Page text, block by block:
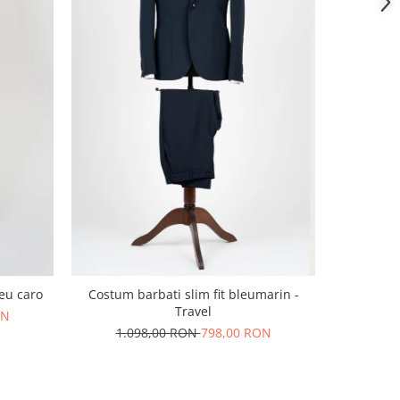
caro
Costum barbati slim fit bleumarin -
Travel
1.098,00 RON798,00 RON